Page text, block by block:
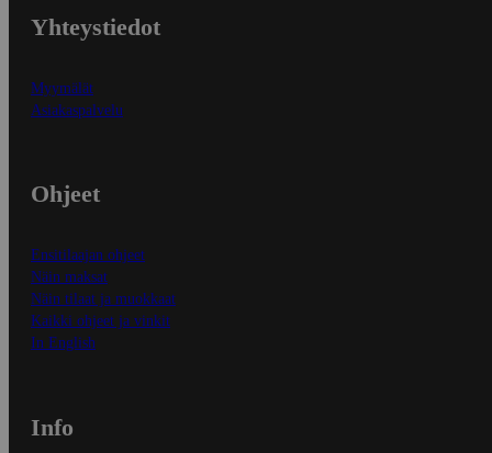
Yhteystiedot
Myymälät
Asiakaspalvelu
Ohjeet
Ensitilaajan ohjeet
Näin maksat
Näin tilaat ja muokkaat
Kaikki ohjeet ja vinkit
In English
Info